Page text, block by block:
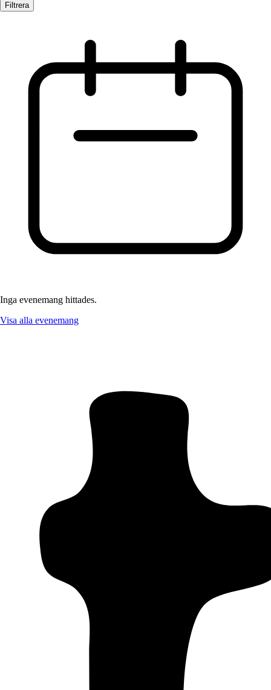
Filtrera
Inga evenemang hittades.
Visa alla evenemang